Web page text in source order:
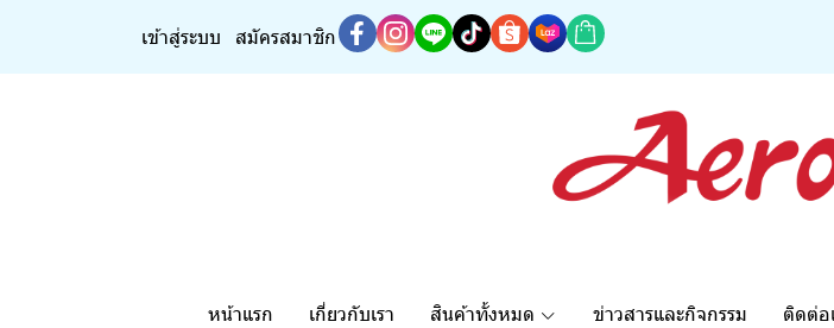
เข้าสู่ระบบ สมัครสมาชิก
หน้าแรก เกี่ยวกับเรา สินค้าทั้งหมด ข่าวสารและกิจกรรม ติดต่อ